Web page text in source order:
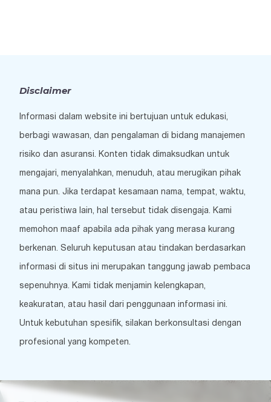
Disclaimer
Informasi dalam website ini bertujuan untuk edukasi,
berbagi wawasan, dan pengalaman di bidang manajemen
risiko dan asuransi. Konten tidak dimaksudkan untuk
mengajari, menyalahkan, menuduh, atau merugikan pihak
mana pun. Jika terdapat kesamaan nama, tempat, waktu,
atau peristiwa lain, hal tersebut tidak disengaja. Kami
memohon maaf apabila ada pihak yang merasa kurang
berkenan. Seluruh keputusan atau tindakan berdasarkan
informasi di situs ini merupakan tanggung jawab pembaca
sepenuhnya. Kami tidak menjamin kelengkapan,
keakuratan, atau hasil dari penggunaan informasi ini.
Untuk kebutuhan spesifik, silakan berkonsultasi dengan
profesional yang kompeten.